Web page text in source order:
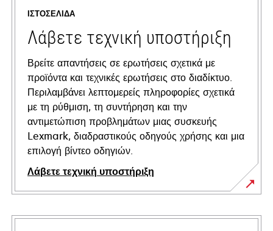
ΙΣΤΟΣΕΛΊΔΑ
Λάβετε τεχνική υποστήριξη
Βρείτε απαντήσεις σε ερωτήσεις σχετικά με
προϊόντα και τεχνικές ερωτήσεις στο διαδίκτυο.
Περιλαμβάνει λεπτομερείς πληροφορίες σχετικά
με τη ρύθμιση, τη συντήρηση και την
αντιμετώπιση προβλημάτων μιας συσκευής
Lexmark, διαδραστικούς οδηγούς χρήσης και μια
επιλογή βίντεο οδηγιών.
Λάβετε τεχνική υποστήριξη
opens
in